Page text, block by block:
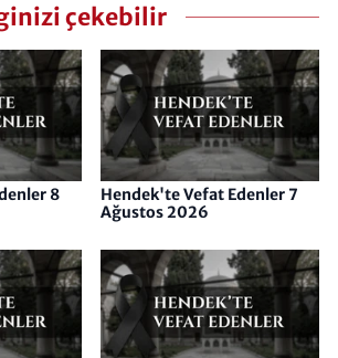
çekebilir
8
Hendek'te Vefat Edenler 7
Ağustos 2026